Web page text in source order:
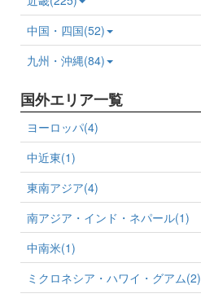
中国・四国(52)
九州・沖縄(84)
国外エリア一覧
ヨーロッパ(4)
中近東(1)
東南アジア(4)
南アジア・インド・ネパール(1)
中南米(1)
ミクロネシア・ハワイ・グアム(2)